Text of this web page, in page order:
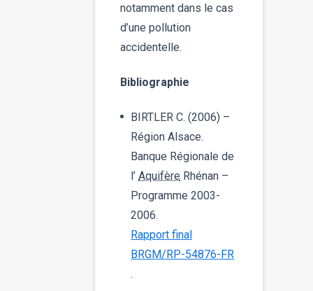
notamment dans le cas
d’une pollution
accidentelle.
Bibliographie
BIRTLER C. (2006) –
Région Alsace.
Banque Régionale de
l’ Aquifère Rhénan –
Programme 2003-
2006.
Rapport final
BRGM/RP-54876-FR
.